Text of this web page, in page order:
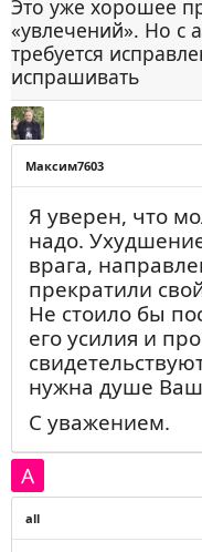
Это уже хорошее
«увлечений». Но с
требуется
испрашивать
Максим7603
Я уверен, что
надо.
врага,
прекратили
Не стоило бы
его усилия и
нужна душе
С уважением.
all